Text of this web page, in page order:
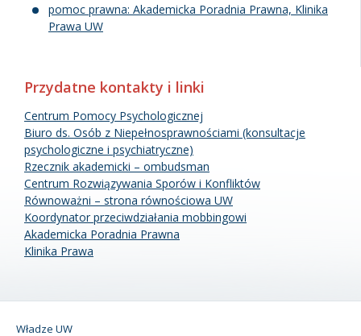
pomoc prawna: Akademicka Poradnia Prawna, Klinika
Prawa UW
Przydatne kontakty i linki
Centrum Pomocy Psychologicznej
Biuro ds. Osób z Niepełnosprawnościami (konsultacje
psychologiczne i psychiatryczne)
Rzecznik akademicki – ombudsman
Centrum Rozwiązywania Sporów i Konfliktów
Równoważni – strona równościowa UW
Koordynator przeciwdziałania mobbingowi
Akademicka Poradnia Prawna
Klinika Prawa
Władze UW